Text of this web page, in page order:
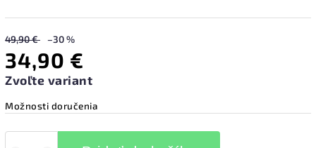
49,90 € –30 %
34,90 €
Zvoľte variant
Možnosti doručenia